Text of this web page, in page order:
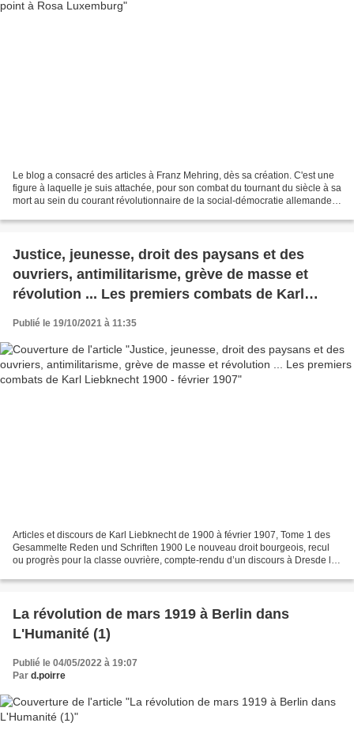
Le blog a consacré des articles à Franz Mehring, dès sa création. C'est une
figure à laquelle je suis attachée, pour son combat du tournant du siècle à sa
mort au sein du courant révolutionnaire de la social-démocratie allemande.
Justice, jeunesse, droit des paysans et des
ouvriers, antimilitarisme, grève de masse et
révolution ... Les premiers combats de Karl
Liebknecht 1900 - février 1907
Publié le 19/10/2021 à 11:35
Articles et discours de Karl Liebknecht de 1900 à février 1907, Tome 1 des
Gesammelte Reden und Schriften 1900 Le nouveau droit bourgeois, recul
ou progrès pour la classe ouvrière, compte-rendu d’un discours à Dresde le
La révolution de mars 1919 à Berlin dans
L'Humanité (1)
Publié le 04/05/2022 à 19:07
Par d.poirre